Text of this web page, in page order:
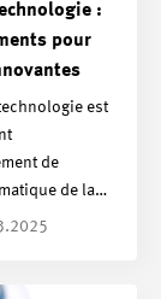
:
pour
est
de
de la…